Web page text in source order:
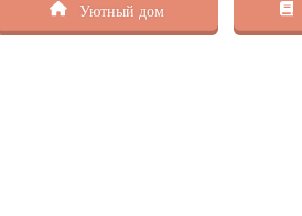
Уютный дом